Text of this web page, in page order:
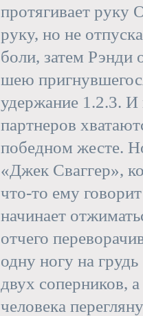
протягивает руку
руку, но не
боли, затем Рэнди
шею
удержание 1.2.3. И
партнеров
победном жесте.
«Джек Сваггер»,
что-то ему
начинает
отчего
одну ногу на
двух соперников,
человека